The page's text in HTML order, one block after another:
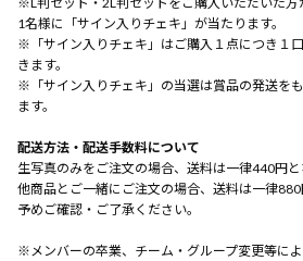
1名様に「サイン入りチェキ」が当たります。
※「サイン入りチェキ」はご購入１点につき１
きます。
※「サイン入りチェキ」の当選は賞品の発送を
ます。
配送方法・配送手数料について
生写真のみをご注文の場合、送料は一律440円と
他商品とご一緒にご注文の場合、送料は一律880
予めご確認・ご了承ください。
※メンバーの卒業、チーム・グループ変更等に